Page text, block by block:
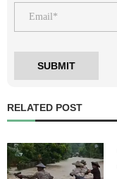
RELATED POST